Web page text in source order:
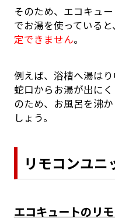
そのため、エコキュ
でお湯を使っていると、
定できません。
例えば、浴槽へ湯は
蛇口からお湯が出に
のため、お風呂を沸
しょう。
リモコンユニ
エコキュートのリ